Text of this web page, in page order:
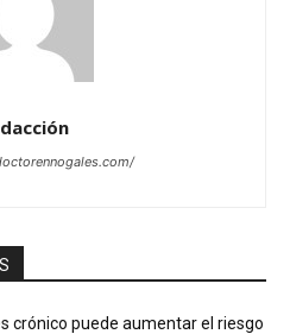
crónico puede aumentar el riesgo